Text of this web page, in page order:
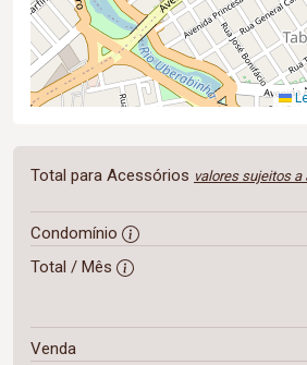
Total para Acessórios valores sujeitos a
Condomínio
Total / Mês
Venda